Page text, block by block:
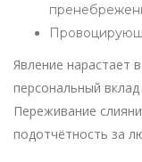
Явление нарастает
персональный
Переживание
подотчётность за